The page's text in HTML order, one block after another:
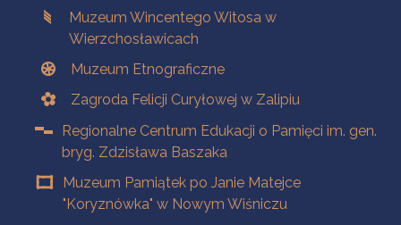
Muzeum Wincentego Witosa w
Wierzchosławicach
Muzeum Etnograficzne
Zagroda Felicji Curyłowej w Zalipiu
Regionalne Centrum Edukacji o Pamięci im. gen.
bryg. Zdzisława Baszaka
Muzeum Pamiątek po Janie Matejce
"Koryznówka" w Nowym Wiśniczu